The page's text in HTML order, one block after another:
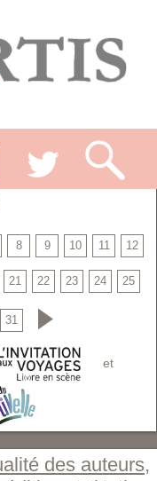
8 9 10 11 12
21 22 23 24 25
31
et
des auteurs,